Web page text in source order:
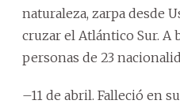
naturaleza, zarpa desde
cruzar el Atlántico Sur. A
personas de 23
–11 de abril. Falleció en